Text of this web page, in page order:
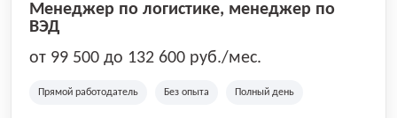
Менеджер по логистике, менеджер по
ВЭД
от 99 500 до 132 600 руб./мес.
Прямой работодатель Без опыта Полный день